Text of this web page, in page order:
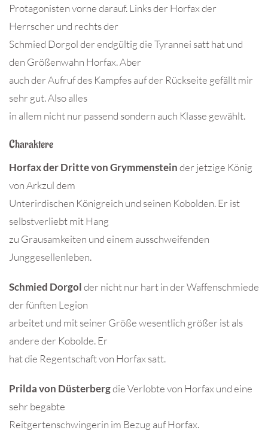
Protagonisten vorne darauf. Links der Horfax der
Herrscher und rechts der
Schmied Dorgol der endgültig die Tyrannei satt hat und
den Größenwahn Horfax. Aber
auch der Aufruf des Kampfes auf der Rückseite gefällt mir
sehr gut. Also alles
in allem nicht nur passend sondern auch Klasse gewählt.
Charaktere
Horfax der Dritte von Grymmensteinder jetzige König
von Arkzul dem
Unterirdischen Königreich und seinen Kobolden. Er ist
selbstverliebt mit Hang
zu Grausamkeiten und einem ausschweifenden
Junggesellenleben.
Schmied Dorgolder nicht nur hart in der Waffenschmiede
der fünften Legion
arbeitet und mit seiner Größe wesentlich größer ist als
andere der Kobolde. Er
hat die Regentschaft von Horfax satt.
Prilda von Düsterbergdie Verlobte von Horfax und eine
sehr begabte
Reitgertenschwingerin im Bezug auf Horfax.